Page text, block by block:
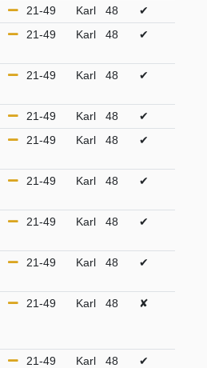
21-49 Karl 48
✔
21-49 Karl 48 ✔
21-49 Karl 48 ✔
21-49 Karl 48
✔
21-49 Karl 48 ✔
21-49 Karl 48 ✔
21-49 Karl 48 ✔
21-49 Karl 48 ✔
21-49 Karl 48 ✘
21-49 Karl 48 ✔